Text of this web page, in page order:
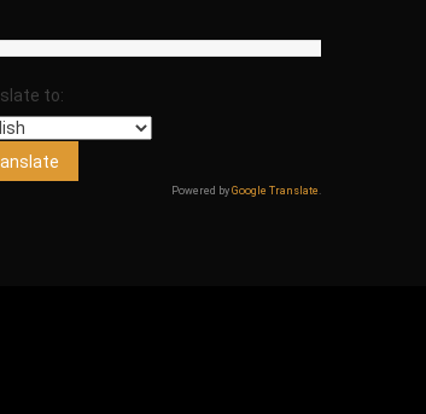
to:
Powered by Google Translate .